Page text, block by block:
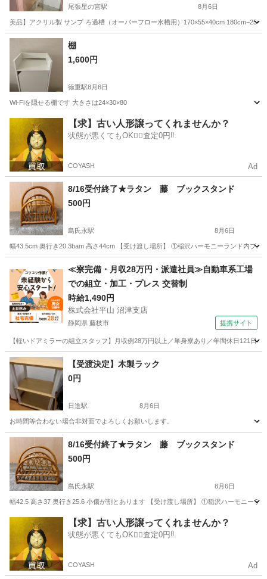
尾張星の宮駅 8月6日
美品】アクリル製 サンプ ろ過槽（オーバーフロー水槽用）170×55×40cm
愛知 名古屋市 棚
1,600円
徳重駅8月6日
Wi-Fiを隠せる棚です 大きさは24×30×80
徳重駅 収納家具
【求】古い人形譲ってくれませんか？
状態が悪くてもOK🙆‍♀️査定0円‼️
COYASH Ad
8/16受付終了★ラタン 藤 ブックスタンド
500円
島氏永駅 8月6日
幅43.5cm 奥行き20.3bam 高さ44cm 【受け渡し場所】 ①稲沢ハーモニーランド内ブ
島氏永駅 収納家具 ラタン
≪寮完備・月収28万円・派遣社員≫自動車系工場
での組立・加工・プレス 交替制
時給1,490円
株式会社平山 沼津支店
静岡県 藤枝市 提携サイト
【軽いドアミラーの組立スタッフ】月収例28万円以上／単身寮あり／年間休日121
静岡 藤枝市 その他
【受渡決定】木製ラック
0円
日進駅 8月6日
お時間等合わない場合非対面でよろしくお願いします。
愛知 愛知郡 日進駅 家具 木製
8/16受付終了★ラタン 藤 ブックスタンド
500円
島氏永駅 8月6日
幅42.5 高さ37 奥行き25.6 小傷が割とあります 【受け渡し場所】 ①稲沢ハーモニー
島氏永駅 収納家具 ラタン
【求】古い人形譲ってくれませんか？
状態が悪くてもOK🙆‍♀️査定0円‼️
COYASH Ad